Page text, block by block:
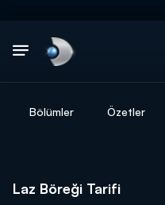
Bölümler Özetler
Laz Böreği Tarifi